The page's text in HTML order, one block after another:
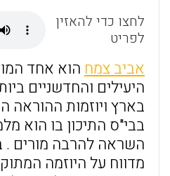
לחצו כדי להאזין
לפריט
אביב צמח הוא אחד
היעילים והחדשניים
בארץ ויוזמות
בבי"ס התיכון בו הוא
השראה להרבה מורים .
מדווח על היוזמה